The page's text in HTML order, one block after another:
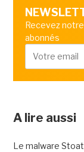
Recevez
abonnés
A lire aussi
Le malware